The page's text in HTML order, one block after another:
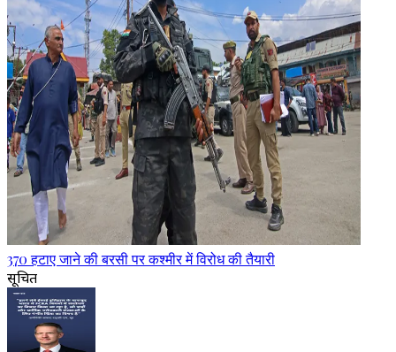
370 हटाए जाने की बरसी पर कश्मीर में विरोध की तैयारी
सूचित